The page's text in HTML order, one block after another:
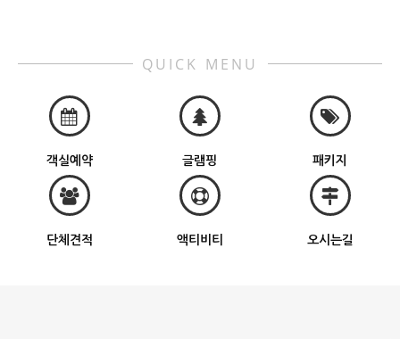
QUICK MENU
객실예약 글램핑 패키지
단체견적 액티비티 오시는길